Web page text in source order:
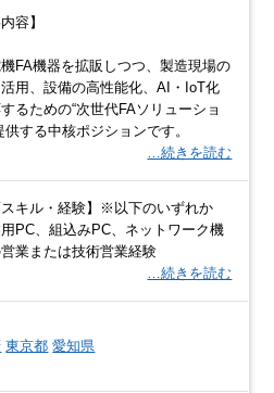
容】
FA機器を拡販しつつ、製造現場の
用、設備の高性能化、AI・IoT化
るための“次世代FAソリューショ
供する中核ポジションです。
…続きを読む
スキル・経験】※以下のいずれか
用PC、組込みPC、ネットワーク機
業または技術営業経験
…続きを読む
東京都 愛知県